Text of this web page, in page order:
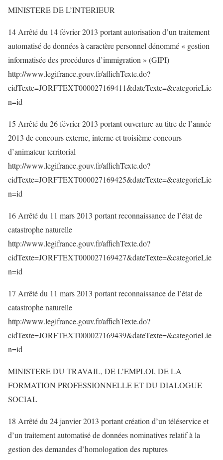
MINISTERE DE L’INTERIEUR
14 Arrêté du 14 février 2013 portant autorisation d’un traitement
automatisé de données à caractère personnel dénommé « gestion
informatisée des procédures d’immigration » (GIPI)
http://www.legifrance.gouv.fr/affichTexte.do?
cidTexte=JORFTEXT000027169411&dateTexte=&categorieLie
n=id
15 Arrêté du 26 février 2013 portant ouverture au titre de l’année
2013 de concours externe, interne et troisième concours
d’animateur territorial
http://www.legifrance.gouv.fr/affichTexte.do?
cidTexte=JORFTEXT000027169425&dateTexte=&categorieLie
n=id
16 Arrêté du 11 mars 2013 portant reconnaissance de l’état de
catastrophe naturelle
http://www.legifrance.gouv.fr/affichTexte.do?
cidTexte=JORFTEXT000027169427&dateTexte=&categorieLie
n=id
17 Arrêté du 11 mars 2013 portant reconnaissance de l’état de
catastrophe naturelle
http://www.legifrance.gouv.fr/affichTexte.do?
cidTexte=JORFTEXT000027169439&dateTexte=&categorieLie
n=id
MINISTERE DU TRAVAIL, DE L’EMPLOI, DE LA
FORMATION PROFESSIONNELLE ET DU DIALOGUE
SOCIAL
18 Arrêté du 24 janvier 2013 portant création d’un téléservice et
d’un traitement automatisé de données nominatives relatif à la
gestion des demandes d’homologation des ruptures